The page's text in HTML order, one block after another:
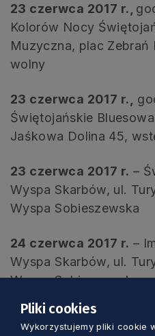
23 czerwca 2017 r.,
Kolorów Nocy
Muzyczna, plac
wolny
23 czerwca 2017 r.,
Świętojańskie
Jaśkowa Dolina 45,
23 czerwca 2017 r. –
Wyspa Skarbów, ul.
Wyspa Sobieszewska
24 czerwca 2017 r. –
Wyspa Skarbów, ul.
Wyspa Sobieszewska
25 czerwca 2017 r.
Pliki cookies
Wykorzystujemy pliki cookie